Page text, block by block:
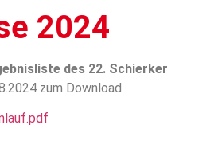
2024
des 22. Schierker
zum Download.